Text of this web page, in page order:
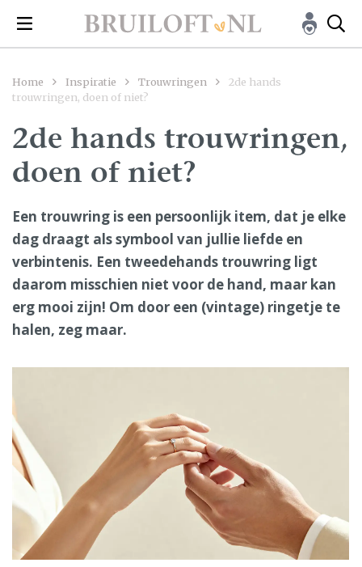
Home Inspiratie Trouwringen
2de hands
trouwringen, doen of niet?
2de hands trouwringen,
doen of niet?
Een trouwring is een persoonlijk item, dat je elke
dag draagt als symbool van jullie liefde en
verbintenis. Een tweedehands trouwring ligt
daarom misschien niet voor de hand, maar kan
erg mooi zijn! Om door een (vintage) ringetje te
halen, zeg maar.